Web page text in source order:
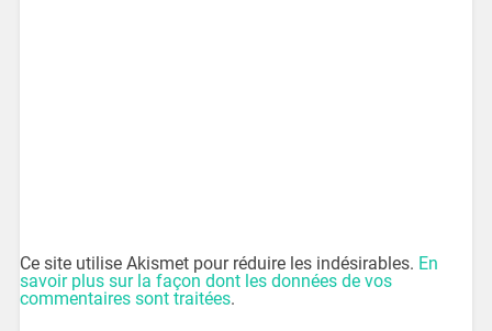
Ce site utilise Akismet pour réduire les indésirables. En
savoir plus sur la façon dont les données de vos
commentaires sont traitées.